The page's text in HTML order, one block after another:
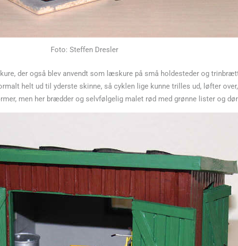
Foto: Steffen Dresler
der også blev anvendt som læskure på små holdesteder og
helt ud til yderste skinne, så cyklen lige kunne trilles ud, løfter
men her brædder og selvfølgelig malet rød med grønne lister og